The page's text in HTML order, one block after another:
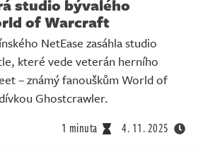
studio bývalého
of Warcraft
NetEase zasáhla studio
které vede veterán herního
– známý fanouškům World of
Ghostcrawler.
1 minuta 4. 11. 2025